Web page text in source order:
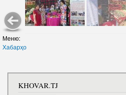
Меню:
Хабарҳо
KHOVAR.TJ